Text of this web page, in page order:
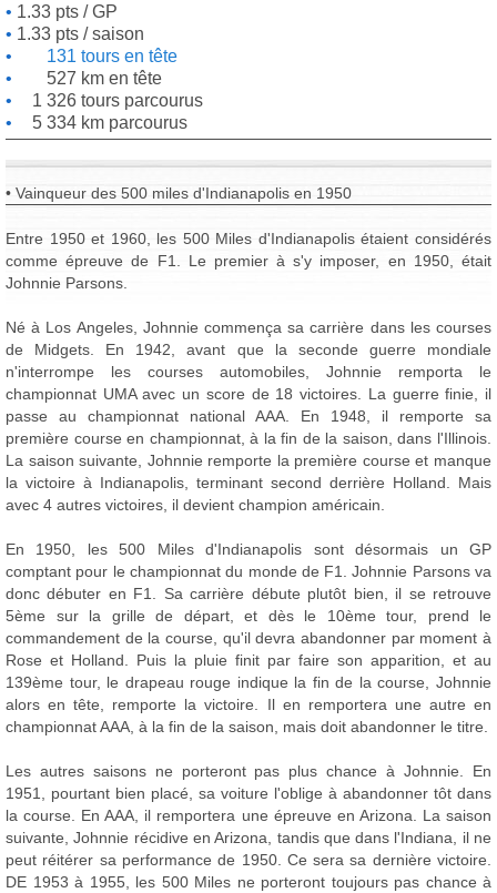
1.33 pts / GP
1.33 pts / saison
131 tours en tête
527 km en tête
1 326 tours parcourus
5 334 km parcourus
• Vainqueur des 500 miles d'Indianapolis en 1950
Entre 1950 et 1960, les 500 Miles d'Indianapolis étaient considérés
comme épreuve de F1. Le premier à s'y imposer, en 1950, était
Johnnie Parsons.
Né à Los Angeles, Johnnie commença sa carrière dans les courses
de Midgets. En 1942, avant que la seconde guerre mondiale
n'interrompe les courses automobiles, Johnnie remporta le
championnat UMA avec un score de 18 victoires. La guerre finie, il
passe au championnat national AAA. En 1948, il remporte sa
première course en championnat, à la fin de la saison, dans l'Illinois.
La saison suivante, Johnnie remporte la première course et manque
la victoire à Indianapolis, terminant second derrière Holland. Mais
avec 4 autres victoires, il devient champion américain.
En 1950, les 500 Miles d'Indianapolis sont désormais un GP
comptant pour le championnat du monde de F1. Johnnie Parsons va
donc débuter en F1. Sa carrière débute plutôt bien, il se retrouve
5ème sur la grille de départ, et dès le 10ème tour, prend le
commandement de la course, qu'il devra abandonner par moment à
Rose et Holland. Puis la pluie finit par faire son apparition, et au
139ème tour, le drapeau rouge indique la fin de la course, Johnnie
alors en tête, remporte la victoire. Il en remportera une autre en
championnat AAA, à la fin de la saison, mais doit abandonner le titre.
Les autres saisons ne porteront pas plus chance à Johnnie. En
1951, pourtant bien placé, sa voiture l'oblige à abandonner tôt dans
la course. En AAA, il remportera une épreuve en Arizona. La saison
suivante, Johnnie récidive en Arizona, tandis que dans l'Indiana, il ne
peut réitérer sa performance de 1950. Ce sera sa dernière victoire.
DE 1953 à 1955, les 500 Miles ne porteront toujours pas chance à